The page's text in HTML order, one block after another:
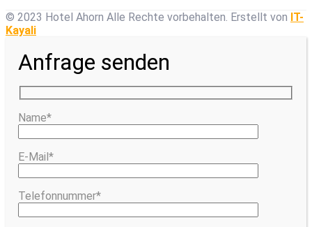
© 2023 Hotel Ahorn Alle Rechte vorbehalten. Erstellt von IT-
Kayali
Anfrage senden
Name*
E-Mail*
Telefonnummer*